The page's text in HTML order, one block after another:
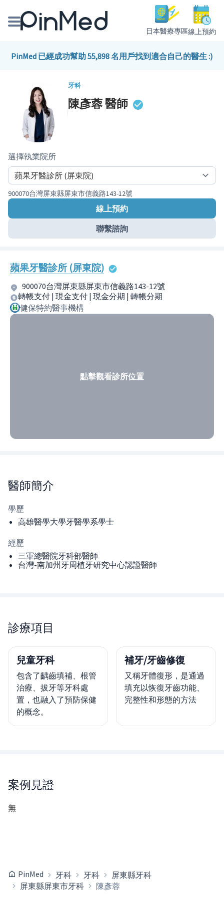
日本醫療專區線上預約
線上預約醫師、院所
健康主題館
PinMed 已經成功幫助 55,898 名用戶找到適合自己的醫生 :)
牙科
陳彥蓉醫師
選擇執業院所
900070台灣屏東縣屏東市信義路143-12號
線上預約
聯繫諮詢
蘋果牙醫診所 (屏東院)
900070台灣屏東縣屏東市信義路143-12號
轉帳支付 | 現金支付 | 現金分期 | 轉帳分期
健保特約醫事機構
點擊觀看診所位置
醫師簡介
學歷
高雄醫學大學牙醫學系學士
經歷
三軍總醫院牙科部醫師
台灣-南加州牙周植牙研究中心認證醫師
診療項目
兒童牙科
包含了齲齒填補、根管
治療、拔牙等牙科處
置，也融入了預防保健
的概念。
補牙/牙齒修復
又稱牙體復形，是通過
填充以恢復牙齒功能、
完整性和形態的方法
案例見證
無
PinMed 牙科 牙科
屏東縣牙科
屏東縣屏東市牙科
陳彥蓉